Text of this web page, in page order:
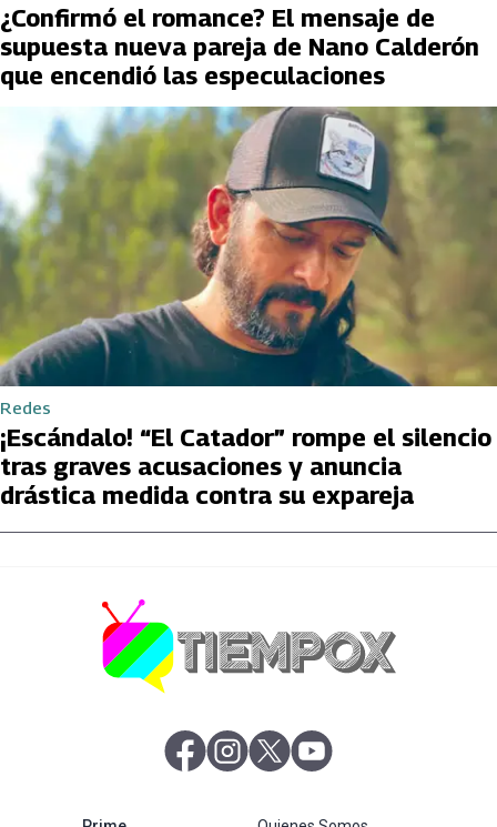
¿Confirmó el romance? El mensaje de
supuesta nueva pareja de Nano Calderón
que encendió las especulaciones
Redes
¡Escándalo! “El Catador” rompe el silencio
tras graves acusaciones y anuncia
drástica medida contra su expareja
abre en nueva pestaña
abre en nueva pestaña
abre en nueva pestaña